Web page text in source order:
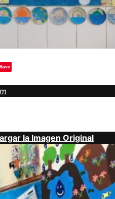
Save
la Imagen Original